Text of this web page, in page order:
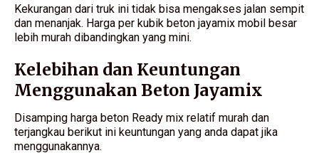
Kekurangan dari truk ini tidak bisa mengakses jalan sempit
dan menanjak. Harga per kubik beton jayamix mobil besar
lebih murah dibandingkan yang mini.
Kelebihan dan Keuntungan
Menggunakan Beton Jayamix
Disamping harga beton Ready mix relatif murah dan
terjangkau berikut ini keuntungan yang anda dapat jika
menggunakannya.